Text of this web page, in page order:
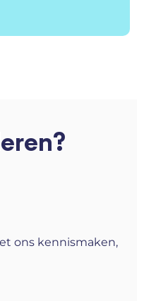
ons kennismaken,